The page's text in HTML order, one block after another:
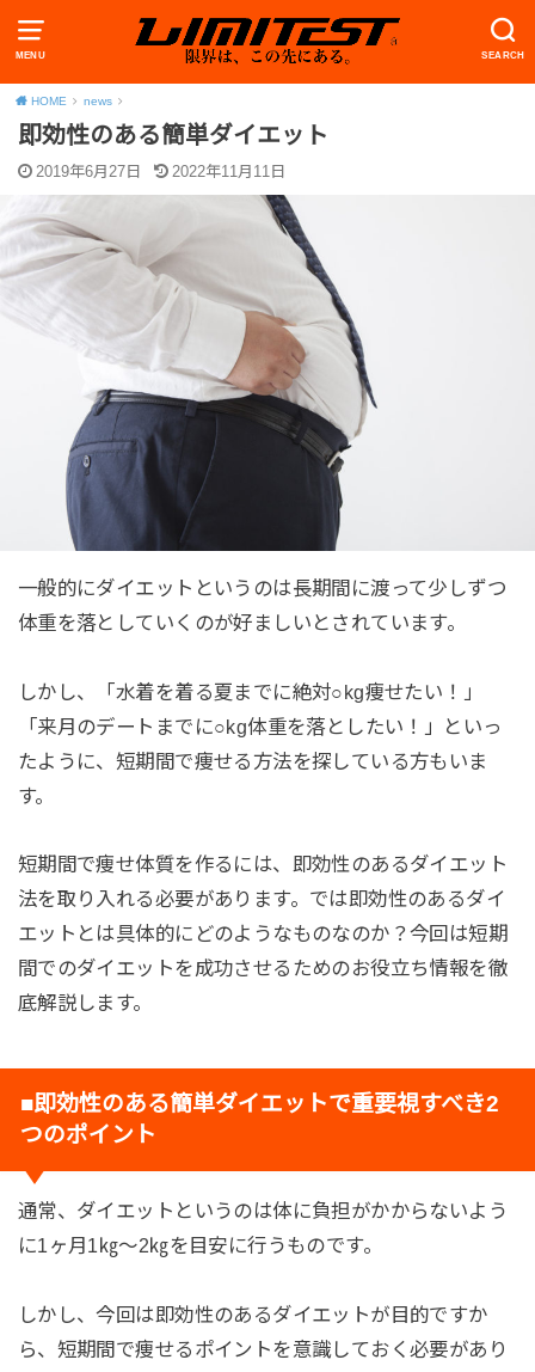
MENU SEARCH
HOME news
即効性のある簡単ダイエット
2019年6月27日 2022年11月11日
一般的にダイエットというのは長期間に渡って少しずつ
体重を落としていくのが好ましいとされています。
しかし、「水着を着る夏までに絶対○kg痩せたい！」
「来月のデートまでに○kg体重を落としたい！」といっ
たように、短期間で痩せる方法を探している方もいま
す。
短期間で痩せ体質を作るには、即効性のあるダイエット
法を取り入れる必要があります。では即効性のあるダイ
エットとは具体的にどのようなものなのか？今回は短期
間でのダイエットを成功させるためのお役立ち情報を徹
底解説します。
■即効性のある簡単ダイエットで重要視すべき2
つのポイント
通常、ダイエットというのは体に負担がかからないよう
に1ヶ月1㎏～2㎏を目安に行うものです。
しかし、今回は即効性のあるダイエットが目的ですか
ら、短期間で痩せるポイントを意識しておく必要があり